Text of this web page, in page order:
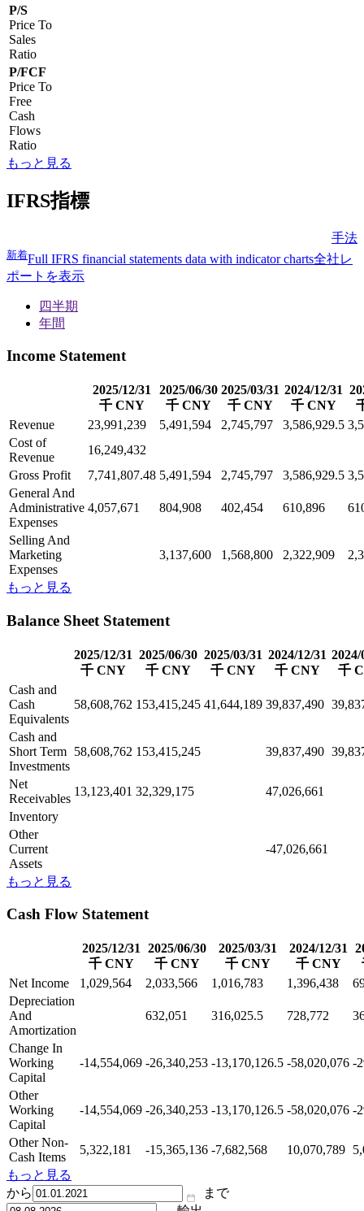
P/S
Price To
Sales
Ratio
P/FCF
Price To
Free
Cash
Flows
Ratio
もっと見る
IFRS指標
手法
新着Full IFRS financial statements data with indicator charts全社レ
ポートを表示
四半期
年間
Income Statement
2025/12/31
千 CNY
2025/06/30
千 CNY
2025/03/31
千 CNY
2024/12/31
千 CNY
Revenue
23,991,239 5,491,594 2,745,797 3,586,929.5
Cost of
Revenue
16,249,432
Gross Profit
7,741,807.48 5,491,594 2,745,797 3,586,929.5
General And
Administrative
Expenses
4,057,671 804,908 402,454 610,896
Selling And
Marketing
Expenses
3,137,600 1,568,800 2,322,909
もっと見る
Balance Sheet Statement
2025/12/31
千 CNY
2025/06/30
千 CNY
2025/03/31
千 CNY
2024/12/31
千 CNY
2024/
千
Cash and
Cash
Equivalents
58,608,762 153,415,245 41,644,189 39,837,490
Cash and
Short Term
Investments
58,608,762 153,415,245 39,837,490
Net
Receivables
13,123,401 32,329,175
47,026,661
Inventory
Other
Current
Assets
-47,026,661
もっと見る
Cash Flow Statement
2025/12/31
千 CNY
2025/06/30
千 CNY
2025/03/31
千 CNY
2024/12/31
千 CNY
Net Income
1,029,564 2,033,566 1,016,783 1,396,438
Depreciation
And
Amortization
632,051 316,025.5 728,772
Change In
Working
Capital
-14,554,069 -26,340,253 -13,170,126.5 -58,020,076 -
Other
Working
Capital
-14,554,069 -26,340,253 -13,170,126.5 -58,020,076 -
Other Non-
Cash Items
5,322,181 -15,365,136 -7,682,568 10,070,789
もっと見る
から
まで